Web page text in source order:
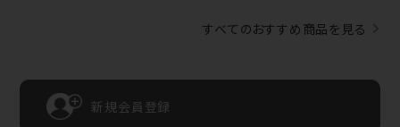
すべてのおすすめ商品を見る
新規会員登録